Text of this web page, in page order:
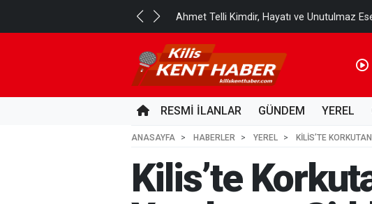
Ahmet Telli Kimdir, Hayatı ve Unutulmaz
RESMİ İLANLAR GÜNDEM YEREL
ANASAYFA HABERLER YEREL KILIS’TE
Kilis’te